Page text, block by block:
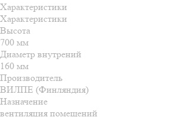
Характеристики
Характеристики
Высота
700 мм
Диаметр внутрений
160 мм
Производитель
ВИЛПЕ (Финляндия)
Назначение
вентиляция помещений